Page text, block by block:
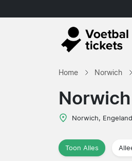
Home Norwich
Norwich, Engeland
Toon Alles